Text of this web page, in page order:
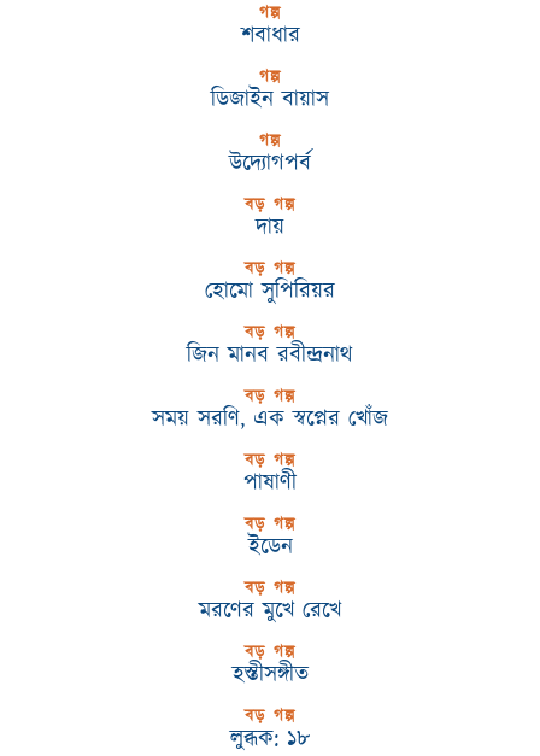
গল্প
শবাধার
গল্প
ডিজাইন বায়াস
গল্প
উদ্যোগপর্ব
বড় গল্প
দায়
বড় গল্প
হোমো সুপিরিয়র
বড় গল্প
জিন মানব রবীন্দ্রনাথ
বড় গল্প
সময় সরণি, এক স্বপ্নের খোঁজ
বড় গল্প
পাষাণী
বড় গল্প
ইডেন
বড় গল্প
মরণের মুখে রেখে
বড় গল্প
হস্তীসঙ্গীত
বড় গল্প
লুব্ধক: ১৮